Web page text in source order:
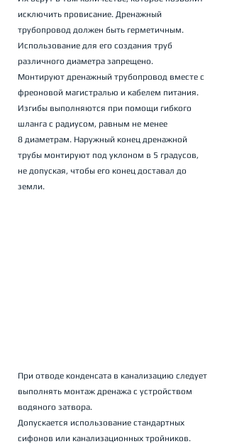
исключить провисание. Дренажный
трубопровод должен быть герметичным.
Использование для его создания труб
различного диаметра запрещено.
Монтируют дренажный трубопровод вместе с
фреоновой магистралью и кабелем питания.
Изгибы выполняются при помощи гибкого
шланга с радиусом, равным не менее
8 диаметрам. Наружный конец дренажной
трубы монтируют под уклоном в 5 градусов,
не допуская, чтобы его конец доставал до
земли.
При отводе конденсата в канализацию следует
выполнять монтаж дренажа с устройством
водяного затвора.
Допускается использование стандартных
сифонов или канализационных тройников.